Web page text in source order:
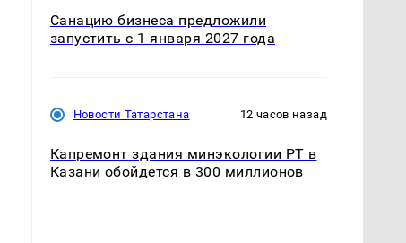
Санацию бизнеса предложили
запустить с 1 января 2027 года
Новости Татарстана 12 часов назад
Капремонт здания минэкологии РТ в
Казани обойдется в 300 миллионов